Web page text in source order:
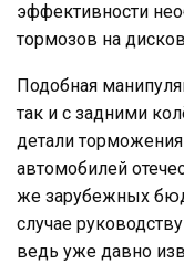
эффективности
тормозов на
Подобная
так и с задними
детали
автомобилей
же зарубежных
случае
ведь уже давно